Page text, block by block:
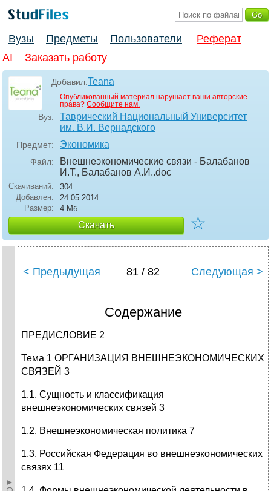
Вузы Предметы Пользователи
Реферат
AI
Заказать работу
Добавил:Teana
Опубликованный материал нарушает ваши авторские
права? Сообщите нам.
Вуз:
Таврический Национальный Университет
им. В.И. Вернадского
Предмет: Экономика
Файл:
Внешнеэкономические связи - Балабанов
И.Т., Балабанов А.И..doc
Скачиваний:
304
Добавлен:
24.05.2014
Размер:
4 Мб
Скачать ☆
< Предыдущая 81 / 82 Следующая >
Содержание
ПРЕДИСЛОВИЕ 2
Тема 1 ОРГАНИЗАЦИЯ ВНЕШНЕЭКОНОМИЧЕСКИХ
СВЯЗЕЙ 3
1.1. Сущность и классификация
внешнеэкономических связей 3
1.2. Внешнеэкономическая политика 7
1.3. Российская Федерация во внешнеэкономических
связях 11